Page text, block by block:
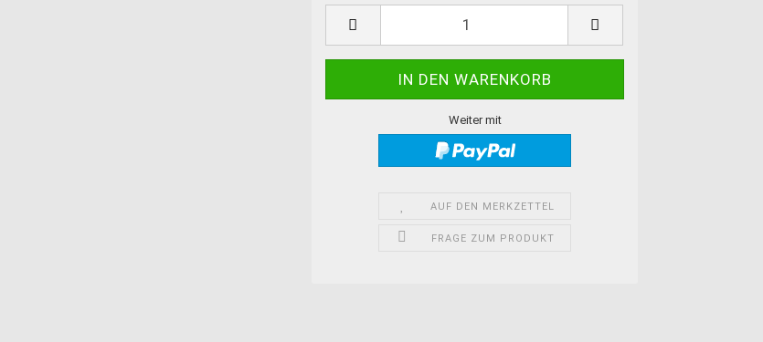
Weiter mit
AUF DEN MERKZETTEL
FRAGE ZUM PRODUKT